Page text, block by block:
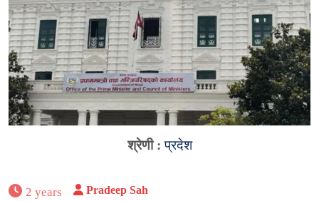
श्रेणी :प्रदेश
2 years Pradeep Sah